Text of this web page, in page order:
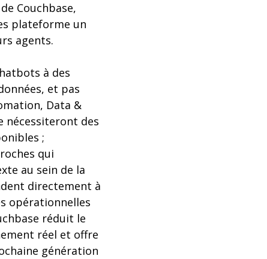
Couchbase,
plateforme un
agents.
à des
et pas
Data &
nécessiteront des
;
qui
au sein de la
directement à
opérationnelles
réduit le
réel et offre
génération